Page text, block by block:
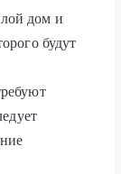
дом и
будут